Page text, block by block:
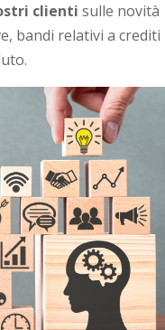
clienti sulle novità
bandi relativi a crediti